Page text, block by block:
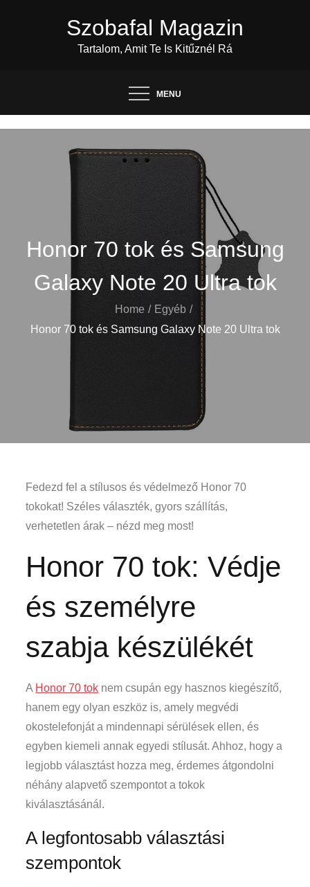
Szobafal Magazin
Tartalom, Amit Te Is Kitűznél Rá
MENU
Honor 70 tok és Samsung
Galaxy Note 20 Ultra tok
Home
Egyéb
Honor 70 tok és Samsung Galaxy Note 20 Ultra tok
Fedezd fel a stílusos és védelmező Honor 70
tokokat! Széles választék, gyors szállítás,
verhetetlen árak – nézd meg most!
Honor 70 tok: Védje
és személyre
szabja készülékét
A Honor 70 tok nem csupán egy hasznos kiegészítő,
hanem egy olyan eszköz is, amely megvédi
okostelefonját a mindennapi sérülések ellen, és
egyben kiemeli annak egyedi stílusát. Ahhoz, hogy a
legjobb választást hozza meg, érdemes átgondolni
néhány alapvető szempontot a tokok
kiválasztásánál.
A legfontosabb választási
szempontok